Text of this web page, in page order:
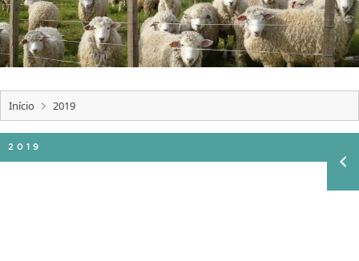
EDITAIS
INTERNACIONAL
OUVIDORIA
PORTARIAS
TELEFONES
Início 2019
2019